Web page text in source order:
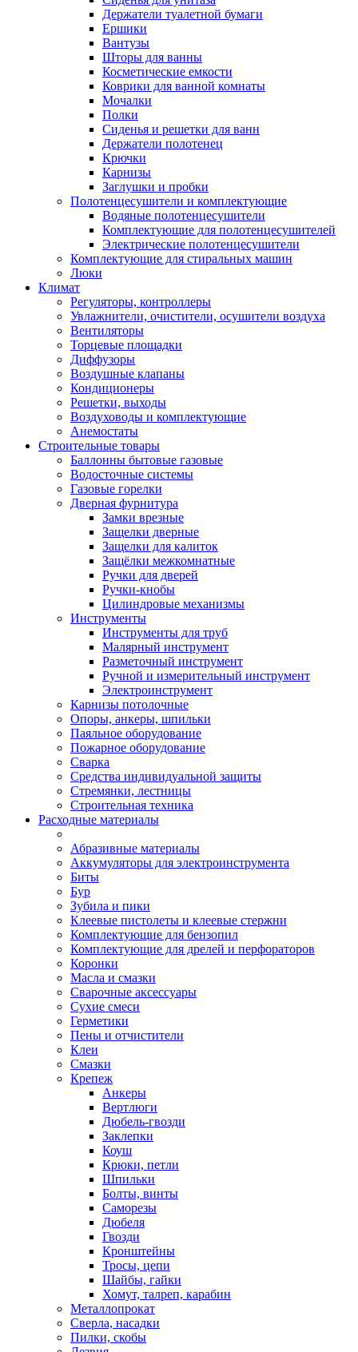
Держатели туалетной бумаги
Ершики
Вантузы
Шторы для ванны
Косметические емкости
Коврики для ванной комнаты
Мочалки
Полки
Сиденья и решетки для ванн
Держатели полотенец
Крючки
Карнизы
Заглушки и пробки
Полотенцесушители и комплектующие
Водяные полотенцесушители
Комплектующие для полотенцесушителей
Электрические полотенцесушители
Комплектующие для стиральных машин
Люки
Климат
Регуляторы, контроллеры
Увлажнители, очистители, осушители воздуха
Вентиляторы
Торцевые площадки
Диффузоры
Воздушные клапаны
Кондиционеры
Решетки, выходы
Воздуховоды и комплектующие
Анемостаты
Строительные товары
Баллонны бытовые газовые
Водосточные системы
Газовые горелки
Дверная фурнитура
Замки врезные
Защелки дверные
Защелки для калиток
Защёлки межкомнатные
Ручки для дверей
Ручки-кнобы
Цилиндровые механизмы
Инструменты
Инструменты для труб
Малярный инструмент
Разметочный инструмент
Ручной и измерительный инструмент
Электроинструмент
Карнизы потолочные
Опоры, анкеры, шпильки
Паяльное оборудование
Пожарное оборудование
Сварка
Средства индивидуальной защиты
Стремянки, лестницы
Строительная техника
Расходные материалы
Абразивные материалы
Аккумуляторы для электроинструмента
Биты
Бур
Зубила и пики
Клеевые пистолеты и клеевые стержни
Комплектующие для бензопил
Комплектующие для дрелей и перфораторов
Коронки
Масла и смазки
Сварочные аксессуары
Сухие смеси
Герметики
Пены и отчистители
Клеи
Смазки
Крепеж
Анкеры
Вертлюги
Дюбель-гвозди
Заклепки
Коуш
Крюки, петли
Шпильки
Болты, винты
Саморезы
Дюбеля
Гвозди
Кронштейны
Тросы, цепи
Шайбы, гайки
Хомут, талреп, карабин
Металлопрокат
Сверла, насадки
Пилки, скобы